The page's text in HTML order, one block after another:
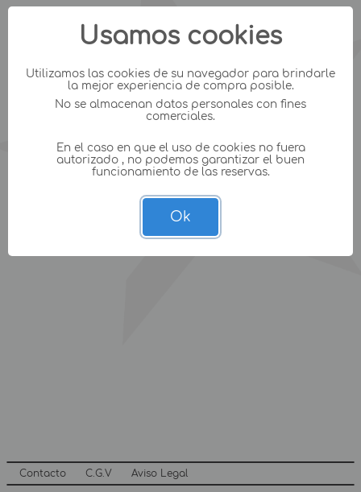
Contacto C.G.V Aviso Legal
Usamos cookies
Utilizamos las cookies de su navegador para brindarle
la mejor experiencia de compra posible.
No se almacenan datos personales con fines
comerciales.
En el caso en que el uso de cookies no fuera
autorizado , no podemos garantizar el buen
funcionamiento de las reservas.
Ok